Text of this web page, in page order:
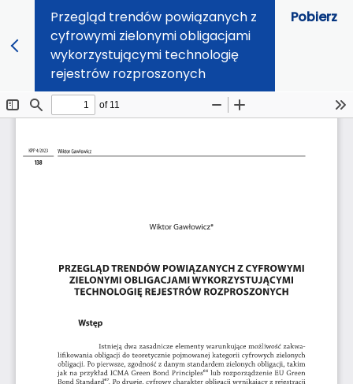
Przegląd trendów powiązanych z
cyfrowymi zielonymi obligacjami
wykorzystującymi technologię
rejestrów rozproszonych
Pobierz